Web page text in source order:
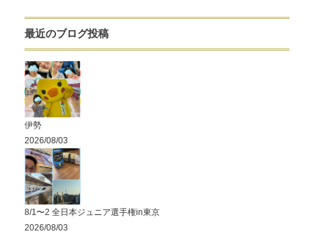
最近のブログ投稿
伊勢
2026/08/03
8/1〜2 全日本ジュニア選手権in東京
2026/08/03